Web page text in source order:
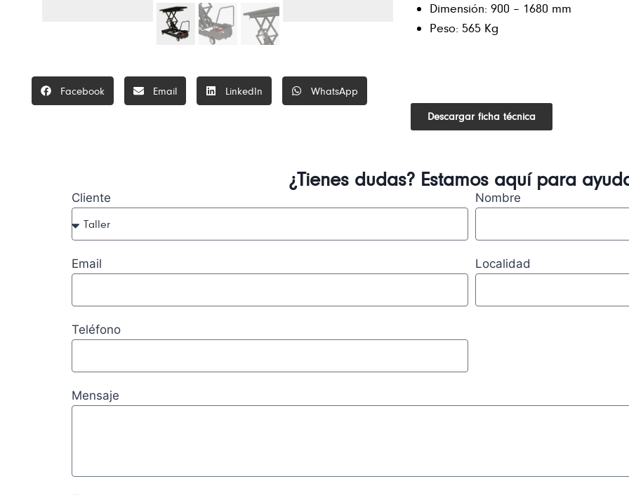
Facebook Email LinkedIn WhatsApp
Dimensión: 900 – 1680 mm
Peso: 565 Kg
Descargar ficha técnica
¿Tienes dudas? Estamos aquí para
Cliente Nombre
Email Localidad
Teléfono
Mensaje